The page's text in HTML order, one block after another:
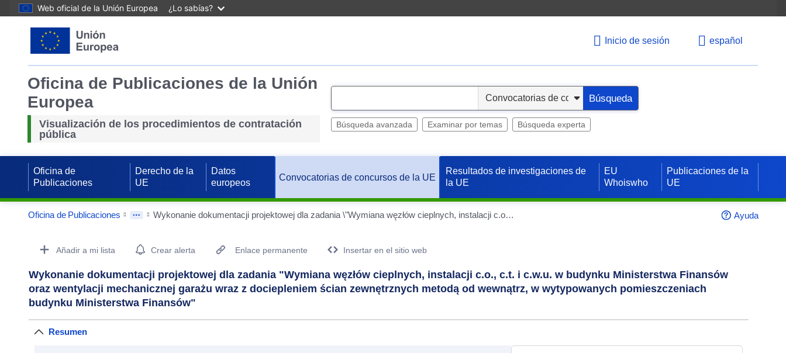
Web oficial de la Unión Europea ¿Lo sabías?
Inicio de sesión español
Oficina de Publicaciones de la Unión
Europea
Visualización de los procedimientos de contratación
pública
e
Búsqueda
Búsqueda avanzada Examinar por temas Búsqueda experta
Oficina de
Publicaciones
Derecho de la
UE
Datos
europeos
Convocatorias de concursos de la UE
Resultados de investigaciones de
la UE
EU
Whoiswho
Publicaciones de la
UE
Oficina de Publicaciones Wykonanie dokumentacji projektowej dla zadania \"Wymiana węzłów cieplnych, instalacji c.o., c.t. i c.w.u. w budynku Ministerstwa Finansów oraz wentylacji mechanicznej garażu wraz z dociepleniem ścian zewnętrznych metodą od wewnątrz, w wytypowanych pomieszczeniach budynku Ministerstwa Finansów\" Ayuda
Procurement Detail Actions Portlet
Añadir a mi lista Crear alerta Enlace permanente Insertar en el sitio web
Wykonanie dokumentacji projektowej dla zadania "Wymiana węzłów cieplnych, instalacji c.o., c.t. i c.w.u. w budynku Ministerstwa Finansów
oraz wentylacji mechanicznej garażu wraz z dociepleniem ścian zewnętrznych metodą od wewnątrz, w wytypowanych pomieszczeniach
budynku Ministerstwa Finansów"
Resumen